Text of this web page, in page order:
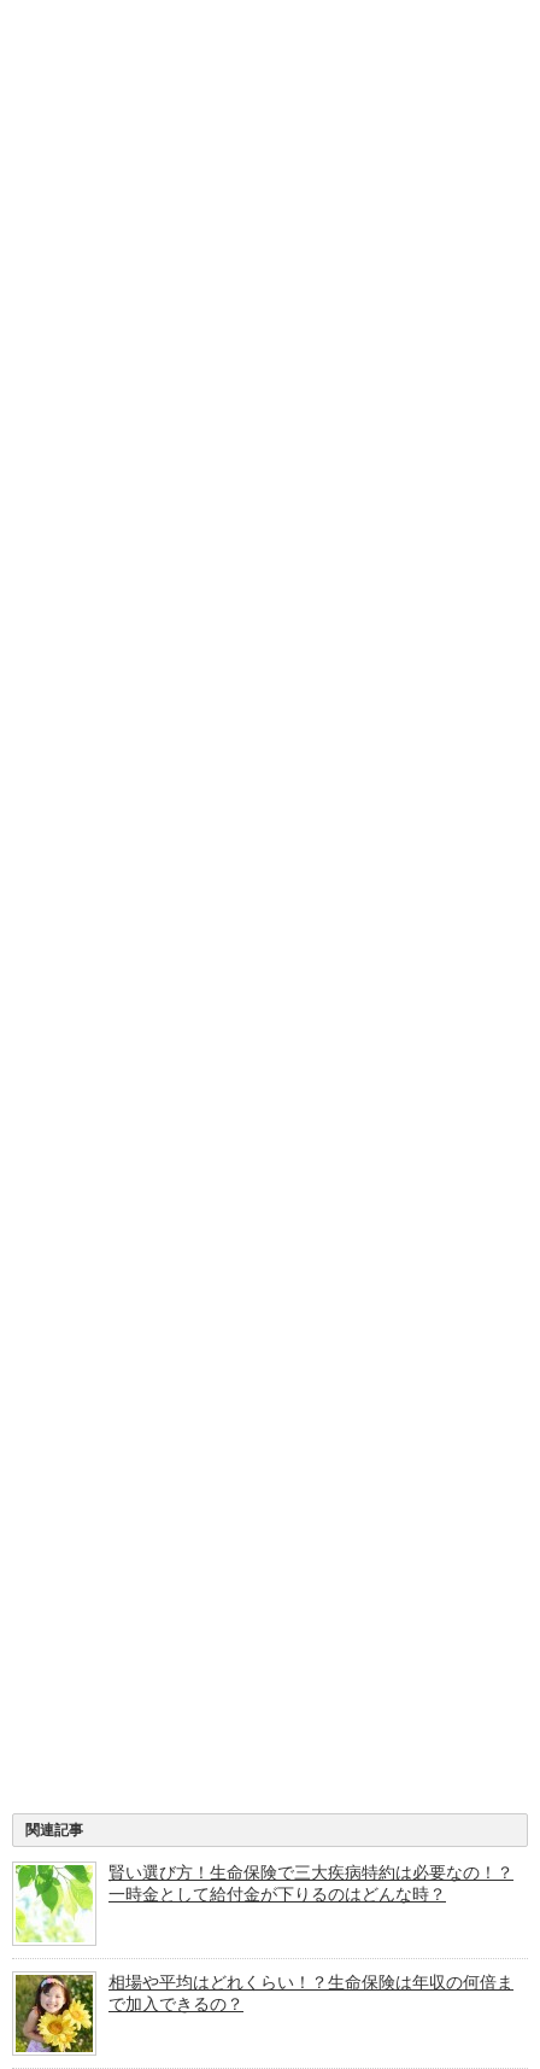
関連記事
賢い選び方！生命保険で三大疾病特約は必要なの！？
一時金として給付金が下りるのはどんな時？
相場や平均はどれくらい！？生命保険は年収の何倍ま
で加入できるの？